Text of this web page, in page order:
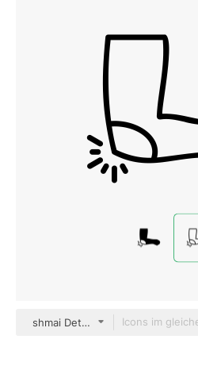
shmai Detailed Outline